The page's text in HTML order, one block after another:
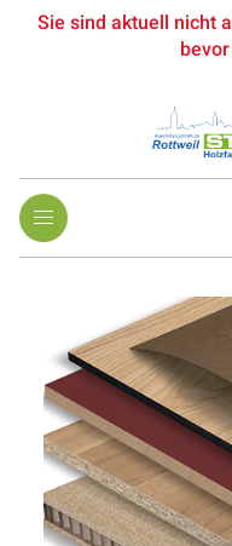
Sie sind aktuell nicht